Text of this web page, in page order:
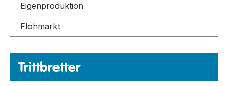
Eigenproduktion
Flohmarkt
Trittbretter